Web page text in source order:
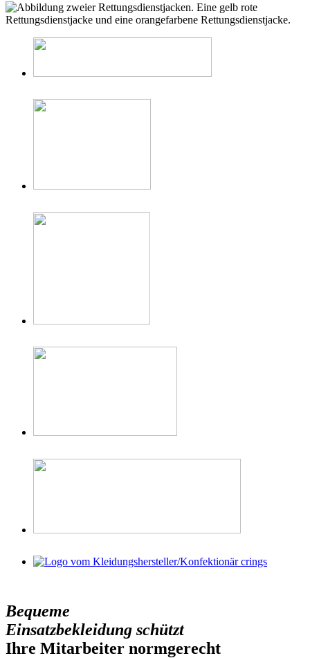
Bequeme
Einsatzbekleidung schützt
Ihre Mitarbeiter normgerecht